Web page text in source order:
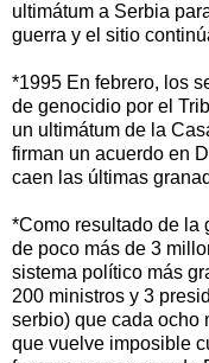
ultimátum a Serbia
guerra y el sitio
*1995 En febrero, los
de genocidio por el
un ultimátum de la
firman un acuerdo en
caen las últimas
*Como resultado de la
de poco más de 3
sistema político más
200 ministros y 3
serbio) que cada ocho
que vuelve imposible